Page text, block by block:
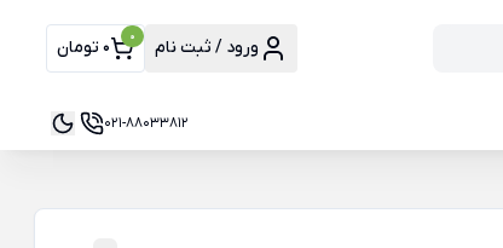
ورود / ثبت نام 0 0 تومان
021-88033812